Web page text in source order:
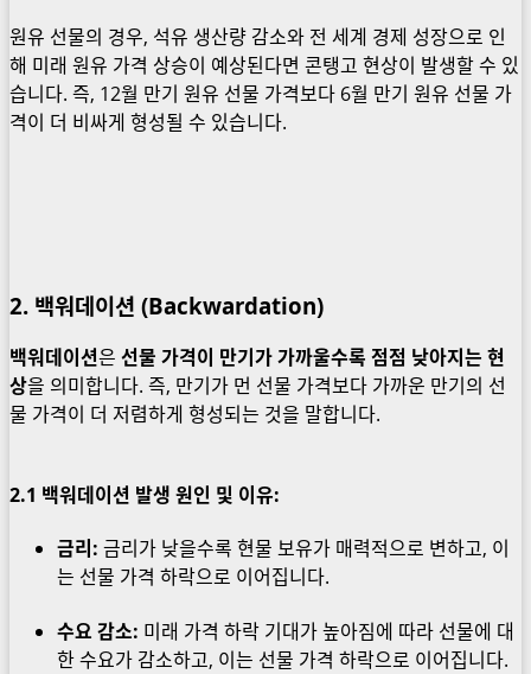
원유 선물의 경우, 석유 생산량 감소와 전 세계 경제 성장으로 인
해 미래 원유 가격 상승이 예상된다면 콘탱고 현상이 발생할 수 있
습니다. 즉, 12월 만기 원유 선물 가격보다 6월 만기 원유 선물 가
격이 더 비싸게 형성될 수 있습니다.
2. 백워데이션 (Backwardation)
백워데이션은 선물 가격이 만기가 가까울수록 점점 낮아지는 현
상을 의미합니다. 즉, 만기가 먼 선물 가격보다 가까운 만기의 선
물 가격이 더 저렴하게 형성되는 것을 말합니다.
2.1 백워데이션 발생 원인 및 이유:
금리: 금리가 낮을수록 현물 보유가 매력적으로 변하고, 이
는 선물 가격 하락으로 이어집니다.
수요 감소: 미래 가격 하락 기대가 높아짐에 따라 선물에 대
한 수요가 감소하고, 이는 선물 가격 하락으로 이어집니다.